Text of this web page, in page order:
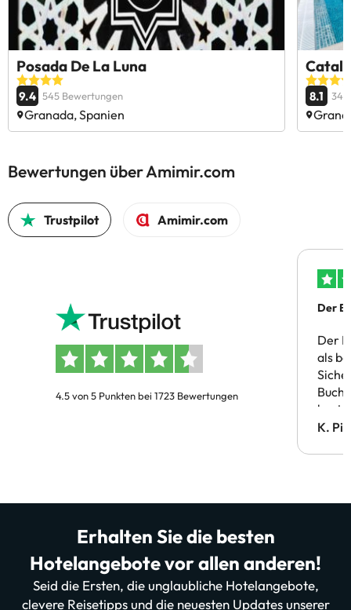
Posada De La Luna
9.4 545 Bewertungen
Granada, Spanien
8.1
Bewertungen über Amimir.com
Trustpilot Amimir.com
4.5 von 5 Punkten bei 1723 Bewertungen
Der
Der
als
K.
Erhalten Sie die besten
Hotelangebote vor allen anderen!
Seid die Ersten, die unglaubliche Hotelangebote,
clevere Reisetipps und die neuesten Updates unserer